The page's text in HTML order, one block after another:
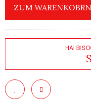
ZUM
HAI